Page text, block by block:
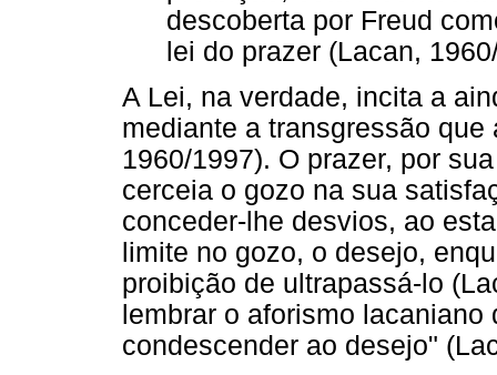
descoberta por Freud
lei do prazer (Lacan,
A Lei, na verdade, incita a
mediante a transgressão
1960/1997). O prazer, por
cerceia o gozo na sua
conceder-lhe desvios, ao
limite no gozo, o desejo,
proibição de ultrapassá-lo
lembrar o aforismo
condescender ao desejo"